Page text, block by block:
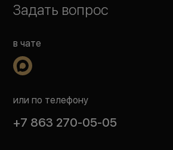
Задать вопрос
в чате
или по телефону
+7 863 270-05-05